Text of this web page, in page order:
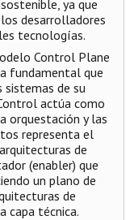
ya que
desarrolladores
tecnologías.
Control Plane
fundamental que
de su
actúa como
orquestación y las
representa el
de
(enabler) que
un plano de
de
capa técnica.